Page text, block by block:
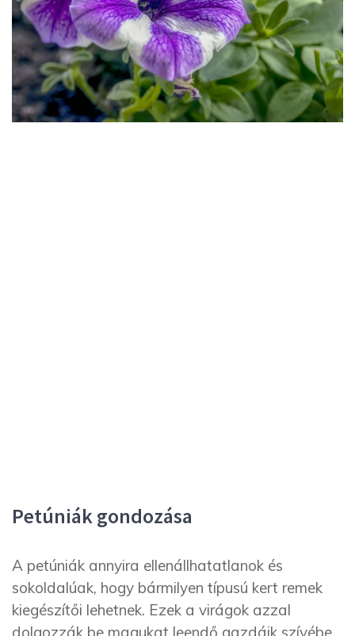
Petúniák gondozása
A petúniák annyira ellenállhatatlanok és
sokoldalúak, hogy bármilyen típusú kert remek
kiegészítői lehetnek. Ezek a virágok azzal
dolgozzák be magukat leendő gazdáik szívébe,